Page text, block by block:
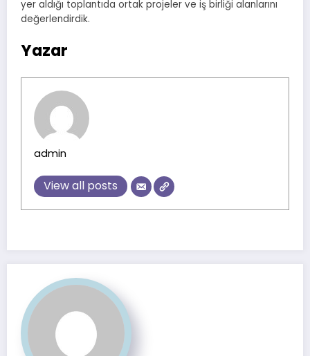
yer aldığı toplantıda ortak projeler ve iş birliği alanlarını
değerlendirdik.
Yazar
admin
View all posts